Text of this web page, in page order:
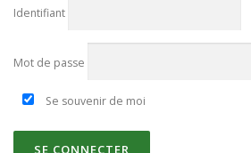
Identifiant
Mot de passe
Se souvenir de moi